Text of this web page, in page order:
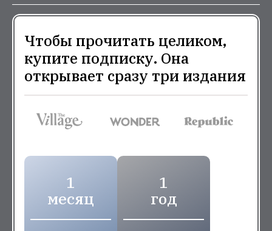
Чтобы прочитать целиком,
купите подписку. Она
открывает сразу три издания
1
месяц
1
год